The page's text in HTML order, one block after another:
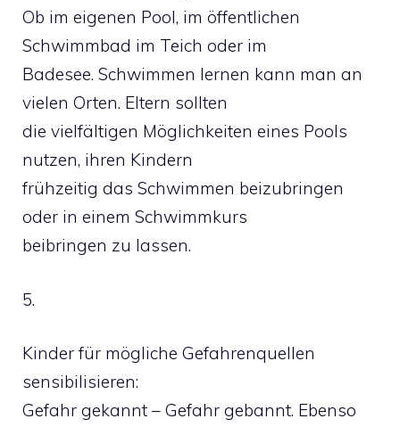
Ob im eigenen Pool, im öffentlichen
Schwimmbad im Teich oder im
Badesee. Schwimmen lernen kann man an
vielen Orten. Eltern sollten
die vielfältigen Möglichkeiten eines Pools
nutzen, ihren Kindern
frühzeitig das Schwimmen beizubringen
oder in einem Schwimmkurs
beibringen zu lassen.
5.
Kinder für mögliche Gefahrenquellen
sensibilisieren:
Gefahr gekannt – Gefahr gebannt. Ebenso